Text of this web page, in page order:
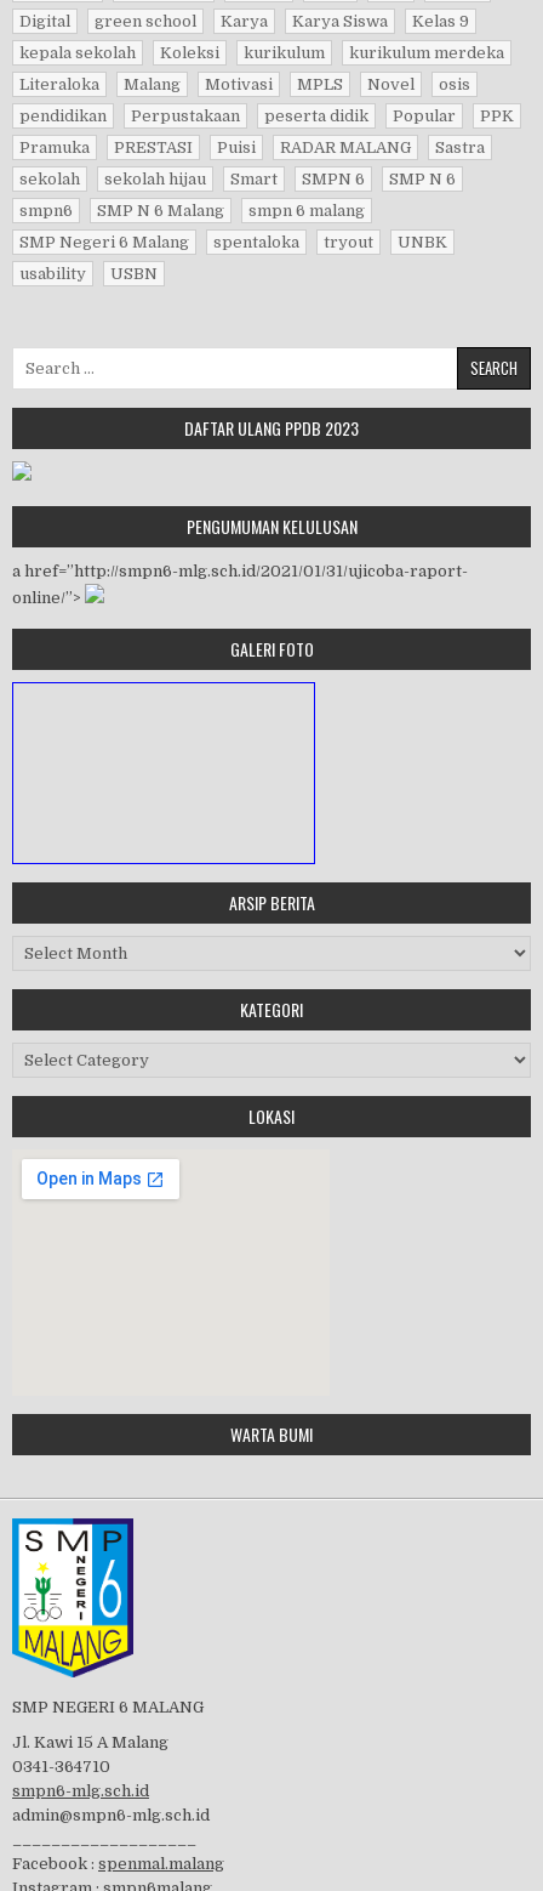
Digital
green school Karya Karya Siswa
Kelas 9
kepala sekolah
Koleksi kurikulum
kurikulum merdeka
Literaloka
Malang Motivasi MPLS Novel
osis
pendidikan
Perpustakaan peserta didik Popular
PPK
Pramuka
PRESTASI Puisi RADAR MALANG
Sastra
sekolah
sekolah hijau Smart SMPN 6
SMP N 6
smpn6
SMP N 6 Malang
smpn 6 malang
SMP Negeri 6 Malang
spentaloka tryout
UNBK
usability
USBN
DAFTAR ULANG PPDB 2023
PENGUMUMAN KELULUSAN
a href=”http://smpn6-mlg.sch.id/2021/01/31/ujicoba-raport-
online/”>
GALERI FOTO
Workshop Perangkat 2019
HALAL BIHALAL
Tes Matrikulasi 2019
visitasi PPK 2019
ARSIP BERITA
Arsip Berita
KATEGORI
Kategori
LOKASI
Google Maps Generator by
embedgooglemap.net
WARTA BUMI
SMP NEGERI 6 MALANG
Jl. Kawi 15 A Malang
0341-364710
smpn6-mlg.sch.id
admin@smpn6-mlg.sch.id
Facebook : spenmal.malang